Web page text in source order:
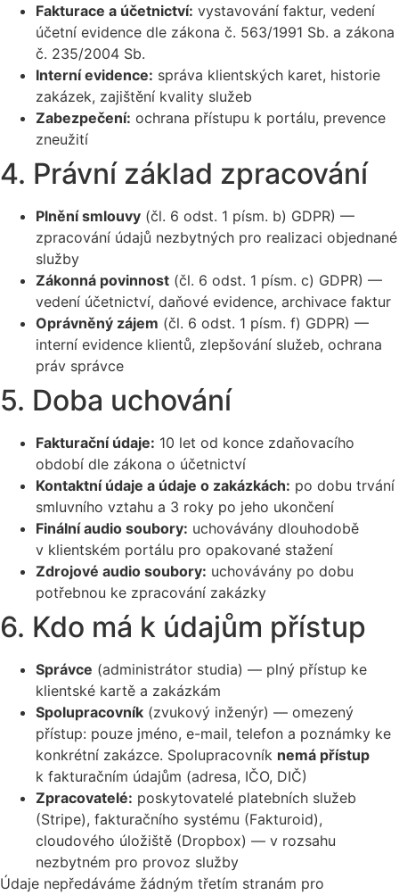
Fakturace a účetnictví: vystavování faktur, vedení
účetní evidence dle zákona č. 563/1991 Sb. a zákona
č. 235/2004 Sb.
Interní evidence: správa klientských karet, historie
zakázek, zajištění kvality služeb
Zabezpečení: ochrana přístupu k portálu, prevence
zneužití
4. Právní základ zpracování
Plnění smlouvy (čl. 6 odst. 1 písm. b) GDPR) —
zpracování údajů nezbytných pro realizaci objednané
služby
Zákonná povinnost (čl. 6 odst. 1 písm. c) GDPR) —
vedení účetnictví, daňové evidence, archivace faktur
Oprávněný zájem (čl. 6 odst. 1 písm. f) GDPR) —
interní evidence klientů, zlepšování služeb, ochrana
práv správce
5. Doba uchování
Fakturační údaje: 10 let od konce zdaňovacího
období dle zákona o účetnictví
Kontaktní údaje a údaje o zakázkách: po dobu trvání
smluvního vztahu a 3 roky po jeho ukončení
Finální audio soubory: uchovávány dlouhodobě
v klientském portálu pro opakované stažení
Zdrojové audio soubory: uchovávány po dobu
potřebnou ke zpracování zakázky
6. Kdo má k údajům přístup
Správce (administrátor studia) — plný přístup ke
klientské kartě a zakázkám
Spolupracovník (zvukový inženýr) — omezený
přístup: pouze jméno, e-mail, telefon a poznámky ke
konkrétní zakázce. Spolupracovník nemá přístup
k fakturačním údajům (adresa, IČO, DIČ)
Zpracovatelé: poskytovatelé platebních služeb
(Stripe), fakturačního systému (Fakturoid),
cloudového úložiště (Dropbox) — v rozsahu
nezbytném pro provoz služby
Údaje nepředáváme žádným třetím stranám pro